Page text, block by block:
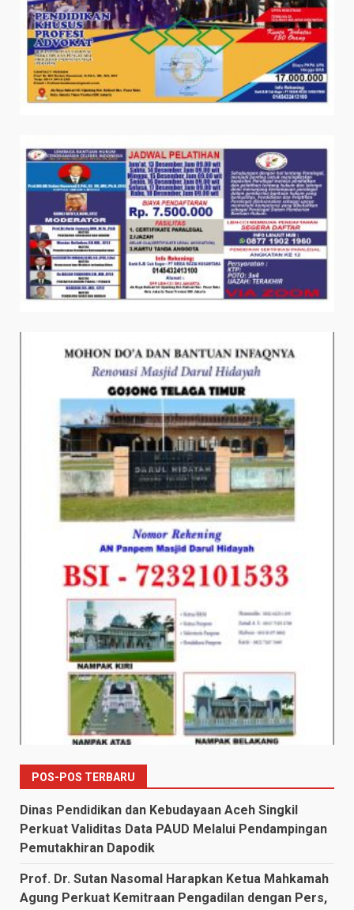
POS-POS TERBARU
Dinas Pendidikan dan Kebudayaan Aceh Singkil
Perkuat Validitas Data PAUD Melalui Pendampingan
Pemutakhiran Dapodik
Prof. Dr. Sutan Nasomal Harapkan Ketua Mahkamah
Agung Perkuat Kemitraan Pengadilan dengan Pers,